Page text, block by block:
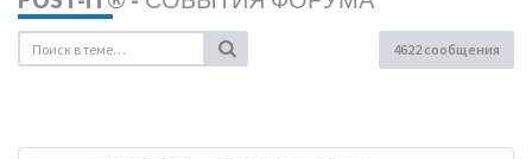
4622 сообщения